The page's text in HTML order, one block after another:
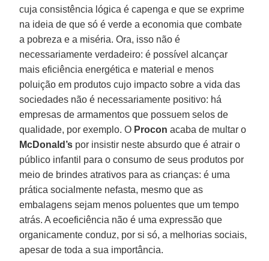
cuja consistência lógica é capenga e que se exprime
na ideia de que só é verde a economia que combate
a pobreza e a miséria. Ora, isso não é
necessariamente verdadeiro: é possível alcançar
mais eficiência energética e material e menos
poluição em produtos cujo impacto sobre a vida das
sociedades não é necessariamente positivo: há
empresas de armamentos que possuem selos de
qualidade, por exemplo. O Proconacaba de multar o
McDonald’s por insistir neste absurdo que é atrair o
público infantil para o consumo de seus produtos por
meio de brindes atrativos para as crianças: é uma
prática socialmente nefasta, mesmo que as
embalagens sejam menos poluentes que um tempo
atrás. A ecoeficiência não é uma expressão que
organicamente conduz, por si só, a melhorias sociais,
apesar de toda a sua importância.